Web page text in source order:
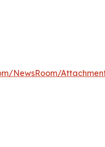
NewsRoom/